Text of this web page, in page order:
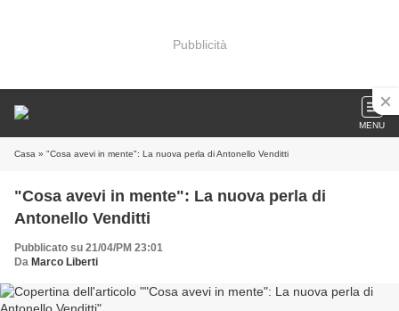
Pubblicità
MENU
Casa » "Cosa avevi in mente": La nuova perla di Antonello Venditti
"Cosa avevi in mente": La nuova perla di
Antonello Venditti
Pubblicato su 21/04/PM 23:01
Da Marco Liberti